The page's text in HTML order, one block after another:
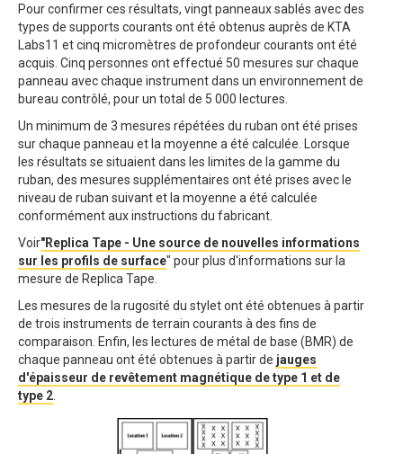
Pour confirmer ces résultats, vingt panneaux sablés avec des
types de supports courants ont été obtenus auprès de KTA
Labs11 et cinq micromètres de profondeur courants ont été
acquis. Cinq personnes ont effectué 50 mesures sur chaque
panneau avec chaque instrument dans un environnement de
bureau contrôlé, pour un total de 5 000 lectures.
Un minimum de 3 mesures répétées du ruban ont été prises
sur chaque panneau et la moyenne a été calculée. Lorsque
les résultats se situaient dans les limites de la gamme du
ruban, des mesures supplémentaires ont été prises avec le
niveau de ruban suivant et la moyenne a été calculée
conformément aux instructions du fabricant.
Voir"Replica Tape - Une source de nouvelles informations
sur les profils de surface" pour plus d'informations sur la
mesure de Replica Tape.
Les mesures de la rugosité du stylet ont été obtenues à partir
de trois instruments de terrain courants à des fins de
comparaison. Enfin, les lectures de métal de base (BMR) de
chaque panneau ont été obtenues à partir de jauges
d'épaisseur de revêtement magnétique de type 1 et de
type 2